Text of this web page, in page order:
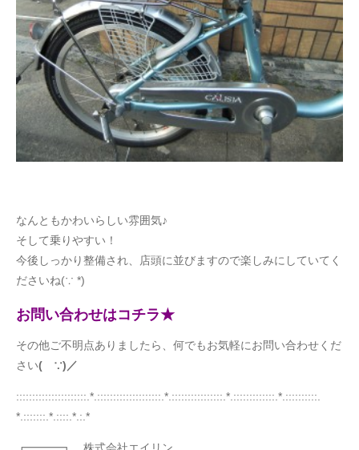
なんともかわいらしい雰囲気♪
そして乗りやすい！
今後しっかり整備され、店頭に並びますので楽しみにしていてく
ださいね(∵ *)
お問い合わせはコチラ★
その他ご不明点ありましたら、何でもお気軽にお問い合わせくだ
さい( ∵)／
::::::::::::::::::::::.*.::::::::::::::::::::.*.::::::::::::::::.*.:::::::::::::.*.::::::::::.
*.:::::::.*.::::.*.:.*